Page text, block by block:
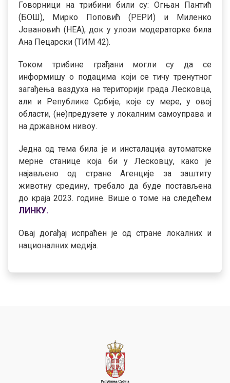
Говорници на трибини били су: Огњан Пантић
(БОШ), Мирко Поповић (РЕРИ) и Миленко
Јовановић (НЕА), док у улози модераторке била
Ана Пецарски (ТИМ 42).
Током трибине грађани могли су да се
информишу о подацима који се тичу тренутног
загађења ваздуха на територији града Лесковца,
али и Републике Србије, које су мере, у овој
области, (не)предузете у локалним самоуправа и
на државном нивоу.
Једна од тема била је и инсталација аутоматске
мерне станице која би у Лесковцу, како је
најављено од стране Агенције за заштиту
животну средину, требало да буде постављена
до краја 2023. године. Више о томе на следећем
ЛИНКУ.
Овај догађај испраћен је од стране локалних и
националних медија.